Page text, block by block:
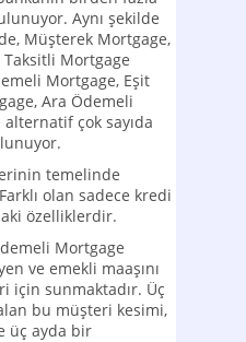
Aynı şekilde
Müşterek Mortgage,
Mortgage
Mortgage, Eşit
Ara Ödemeli
çok sayıda
temelinde
olan sadece kredi
özelliklerdir.
Mortgage
ve emekli maaşını
için sunmaktadır. Üç
bu müşteri kesimi,
üç ayda bir